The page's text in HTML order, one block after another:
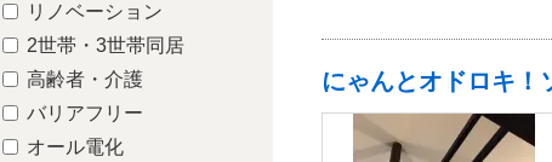
リノベーション
2世帯・3世帯同居
高齢者・介護
バリアフリー
オール電化
にゃんとオドロキ！